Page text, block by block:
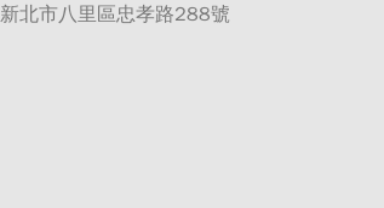
新北市八里區忠孝路288號